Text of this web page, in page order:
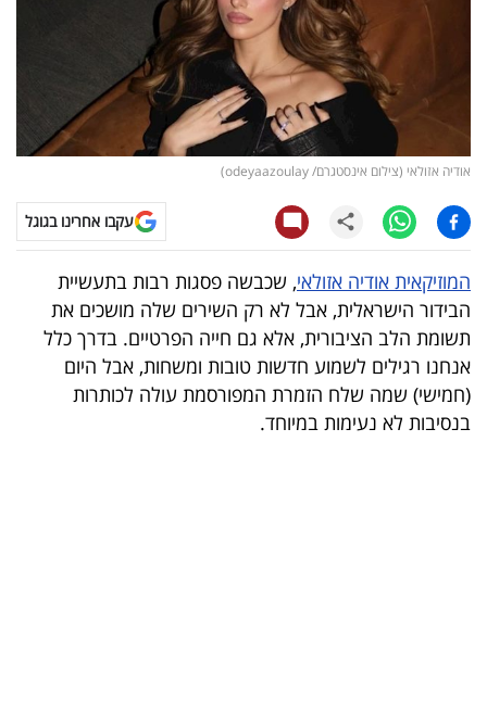
דעות
עסקית
קריפטו
ויראלי
טלוויזיה
עסקי
ספורט
קריירה
ולימודים
אודיה אזולאי (צילום אינסטגרם/ odeyaazoulay)
עקבו אחרינו בגוגל
המוזיקאית אודיה אזולאי, שכבשה פסגות רבות בתעשיית
הבידור הישראלית, אבל לא רק השירים שלה מושכים את
תשומת הלב הציבורית, אלא גם חייה הפרטיים. בדרך כלל
אנחנו רגילים לשמוע חדשות טובות ומשחות, אבל היום
(חמישי) שמה שלח הזמרת המפורסמת עולה לכותרות
בנסיבות לא נעימות במיוחד.